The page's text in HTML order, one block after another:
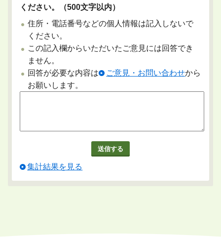
ください。（500文字以内）
住所・電話番号などの個人情報は記入しないで
ください。
この記入欄からいただいたご意見には回答でき
ません。
回答が必要な内容は
ご意見・お問い合わせから
お願いします。
集計結果を見る